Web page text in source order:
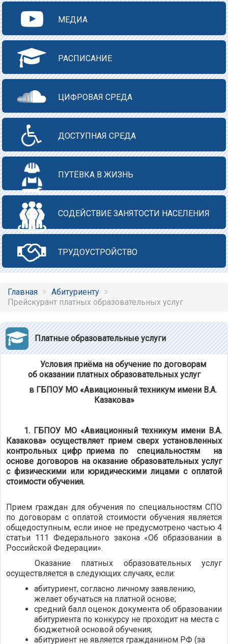
МЕДИА
РАСПИСАНИЕ
ЦИФРОВАЯ СРЕДА
ДОСТУПНАЯ СРЕДА
ПУТЁВКА В ЖИЗНЬ
СОДЕЙСТВИЕ ЗАНЯТОСТИ НАСЕЛЕНИЯ
ТРУДОУСТРОЙСТВО
Главная
Абитуриенту
Прейскурант платных образовательных услуг
Платные образовательные услуги
Условия приёма на обучение по договорам
об оказании платных образовательных услуг
в ГБПОУ МО «Авиационный техникум имени В.А.
Казакова»
1. ГБПОУ МО «Авиационный техникум имени В.А.
Казакова» осуществляет прием сверх установленных
контрольных цифр приема по специальностям на
основе договоров на оказание образовательных услуг
с физическими или юридическими лицами с оплатой
стоимости обучения.
Прием граждан для обучения по специальностям СПО
по договорам с оплатой стоимости обучения является
общедоступным, если иное не предусмотрено частью 4
статьи 111 Федерального закона «Об образовании в
Российской Федерации».
Оказание платных образовательных услуг
осуществляется в следующих случаях, если:
абитуриент, согласно личному заявлению,
желает обучаться на платной основе;
средний балл оценок документа об образовании
абитуриента по конкурсу не проходит на места с
бюджетной основой обучения;
абитуриент не является гражданином РФ (за